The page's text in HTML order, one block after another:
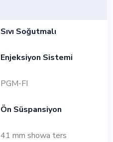
Sıvı Soğutmalı
Enjeksiyon Sistemi
PGM-FI
Ön Süspansiyon
41 mm showa ters